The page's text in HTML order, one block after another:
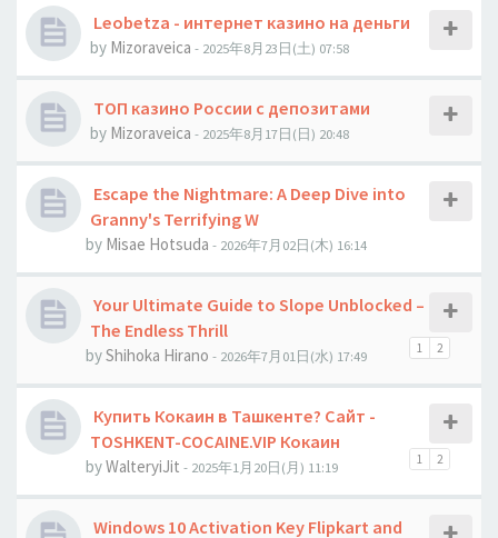
Leobetza - интернет казино на деньги
by Mizoraveica - 2025年8月23日(土) 07:58
ТОП казино России с депозитами
by Mizoraveica - 2025年8月17日(日) 20:48
Escape the Nightmare: A Deep Dive into
Granny's Terrifying W
by Misae Hotsuda - 2026年7月02日(木) 16:14
Your Ultimate Guide to Slope Unblocked –
The Endless Thrill
1 2
byShihoka Hirano - 2026年7月01日(水) 17:49
Купить Кокаин в Ташкенте? Сайт -
TOSHKENT-COCAINE.VIP Кокаин
1 2
byWalteryiJit - 2025年1月20日(月) 11:19
Windows 10 Activation Key Flipkart and